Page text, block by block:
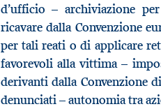
d’ufficio – archiviazione
ricavare dalla Convenzione
per tali reati o di applicare
favorevoli alla vittima –
derivanti dalla Convenzione
denunciati – autonomia tra